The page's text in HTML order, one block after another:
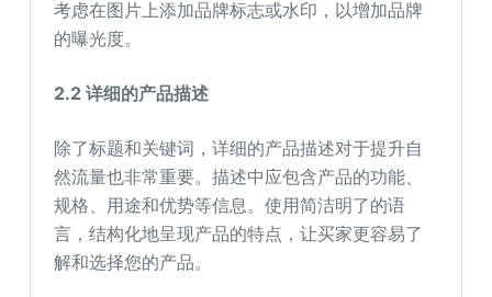
考虑在图片上添加品牌标志或水印，以增加品牌
的曝光度。
2.2 详细的产品描述
除了标题和关键词，详细的产品描述对于提升自
然流量也非常重要。描述中应包含产品的功能、
规格、用途和优势等信息。使用简洁明了的语
言，结构化地呈现产品的特点，让买家更容易了
解和选择您的产品。